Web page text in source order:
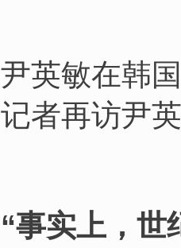
尹英敏在韩
记者再访尹
“事实上，世